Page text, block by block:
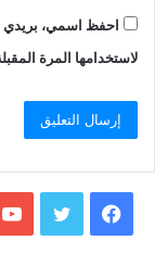
احفظ اسمي، بريدي
لاستخدامها المرة
فيسبوك تويتر